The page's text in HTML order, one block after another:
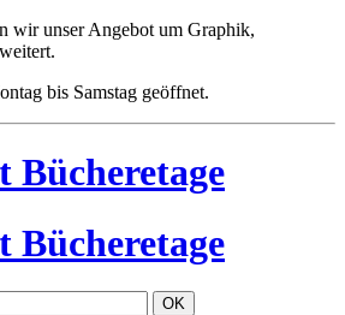
wir unser Angebot um Graphik,
bis Samstag geöffnet.